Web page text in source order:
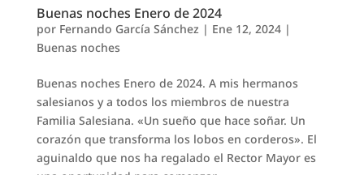
Buenas noches Enero de 2024
por Fernando García Sánchez | Ene 12, 2024|
Buenas noches
Buenas noches Enero de 2024. A mis hermanos
salesianos y a todos los miembros de nuestra
Familia Salesiana. «Un sueño que hace soñar. Un
corazón que transforma los lobos en corderos». El
aguinaldo que nos ha regalado el Rector Mayor es